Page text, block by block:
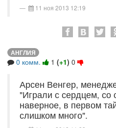
11 ноя 2013 12:19
АНГЛИЯ
0 комм. 1 (+1) 0
Арсен Венгер,
"Играли с сердцем, со
наверное, в первом
слишком много".